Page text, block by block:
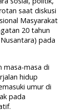
saat diskusi
Masyarakat
20 tahun
pada
masa-masa di
hidup
umur di
pada